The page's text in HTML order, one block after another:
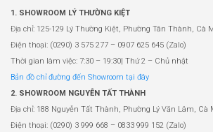
1. SHOWROOM LÝ THƯỜNG KIỆT
Địa chỉ: 125-129 Lý Thường Kiệt, Phường Tân Thành, Cà
Điện thoại: (0290) 3 575 277 – 0907 625 645 (Zalo)
Thời gian làm việc: 7:30 – 19:30| Thứ 2 – Chủ nhật
Bản đồ chỉ đường đến Showroom tại đây
2. SHOWROOM NGUYỄN TẤT THÀNH
Địa chỉ: 188 Nguyễn Tất Thành, Phường Lý Văn Lâm, Cà
Điện thoại: (0290) 3 999 668 – 0833 999 152 (Zalo)